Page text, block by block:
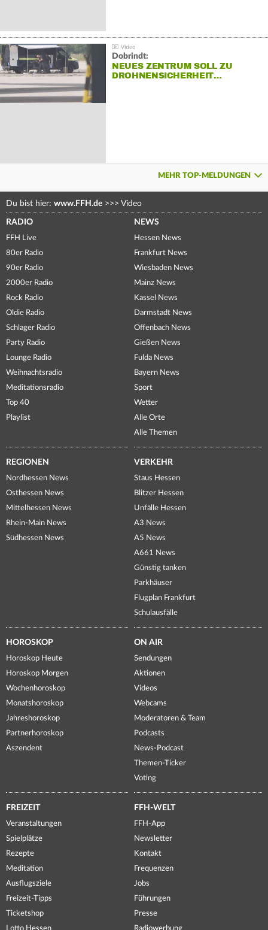
Dobrindt:
NEUES ZENTRUM SOLL ZU
DROHNENSICHERHEIT…
MEHR TOP-MELDUNGEN
Du bist hier: www.FFH.de >>> Video
RADIO
FFH Live
80er Radio
90er Radio
2000er Radio
Rock Radio
Oldie Radio
Schlager Radio
Party Radio
Lounge Radio
Weihnachtsradio
Meditationsradio
Top 40
Playlist
NEWS
Hessen News
Frankfurt News
Wiesbaden News
Mainz News
Kassel News
Darmstadt News
Offenbach News
Gießen News
Fulda News
Bayern News
Sport
Wetter
Alle Orte
Alle Themen
REGIONEN
Nordhessen News
Osthessen News
Mittelhessen News
Rhein-Main News
Südhessen News
VERKEHR
Staus Hessen
Blitzer Hessen
Unfälle Hessen
A3 News
A5 News
A661 News
Günstig tanken
Parkhäuser
Flugplan Frankfurt
Schulausfälle
HOROSKOP
Horoskop Heute
Horoskop Morgen
Wochenhoroskop
Monatshoroskop
Jahreshoroskop
Partnerhoroskop
Aszendent
ON AIR
Sendungen
Aktionen
Videos
Webcams
Moderatoren & Team
Podcasts
News-Podcast
Themen-Ticker
Voting
FREIZEIT
Veranstaltungen
Spielplätze
Rezepte
Meditation
Ausflugsziele
Freizeit-Tipps
Ticketshop
Lotto Hessen
FFH-WELT
FFH-App
Newsletter
Kontakt
Frequenzen
Jobs
Führungen
Presse
Radiowerbung